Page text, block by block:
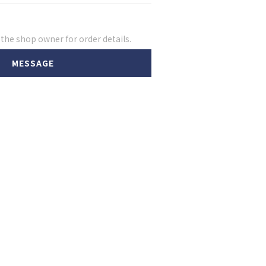
the shop owner for order details.
MESSAGE